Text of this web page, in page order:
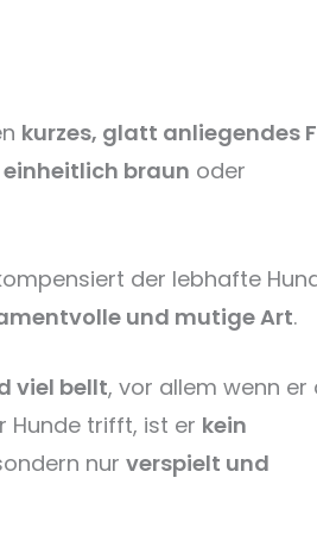
kurzes, glatt anliegendes
einheitlich braun oder
der lebhafte
und mutige Art.
viel bellt, vor allem wenn er
Hunde trifft, ist er kein
nur verspielt und